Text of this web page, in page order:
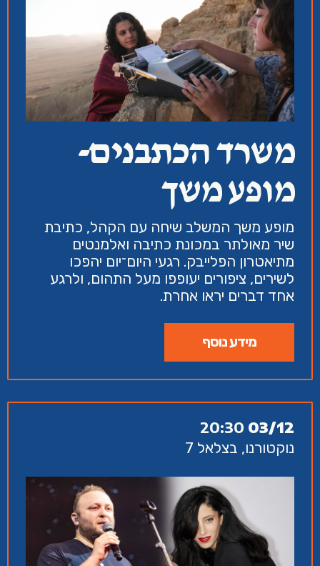
משרד הכתבנים-
מופע משך
מופע משך המשלב שיחה עם הקהל, כתיבת
שיר מאולתר במכונת כתיבה ואלמנטים
מתיאטרון הפלייבק. רגעי היום־יום יהפכו
לשירים, ציפורים יעופפו מעל התהום, ולרגע
אחד דברים יראו אחרת.
מידע נוסף
03/12
20:30
נוקטורנו, בצלאל 7